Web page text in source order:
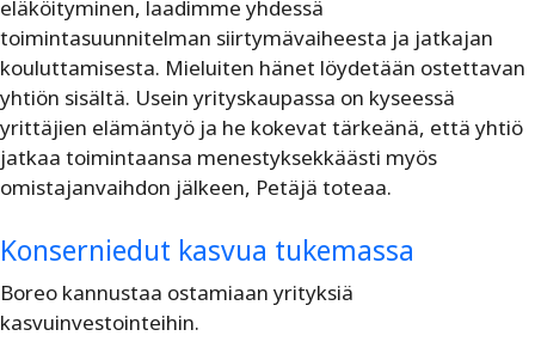
eläköityminen, laadimme yhdessä
toimintasuunnitelman siirtymävaiheesta ja jatkajan
kouluttamisesta. Mieluiten hänet löydetään ostettavan
yhtiön sisältä. Usein yrityskaupassa on kyseessä
yrittäjien elämäntyö ja he kokevat tärkeänä, että yhtiö
jatkaa toimintaansa menestyksekkäästi myös
omistajanvaihdon jälkeen, Petäjä toteaa.
Konserniedut kasvua tukemassa
Boreo kannustaa ostamiaan yrityksiä
kasvuinvestointeihin.